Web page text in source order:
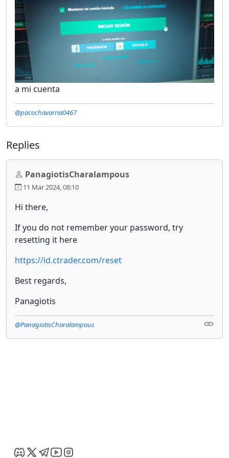
a mi cuenta
@pacochavarria0467
Replies
PanagiotisCharalampous
11 Mar 2024, 08:10
Hi there,
If you do not remember your password, try
resetting it here
https://id.ctrader.com/reset
Best regards,
Panagiotis
@PanagiotisCharalampous